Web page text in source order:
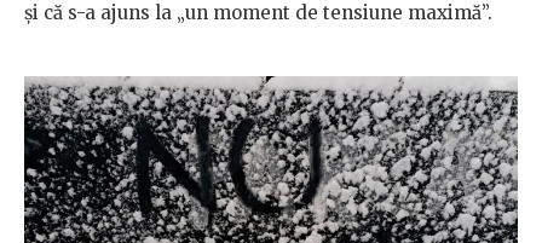
și că s-a ajuns la „un moment de tensiune maximă”.